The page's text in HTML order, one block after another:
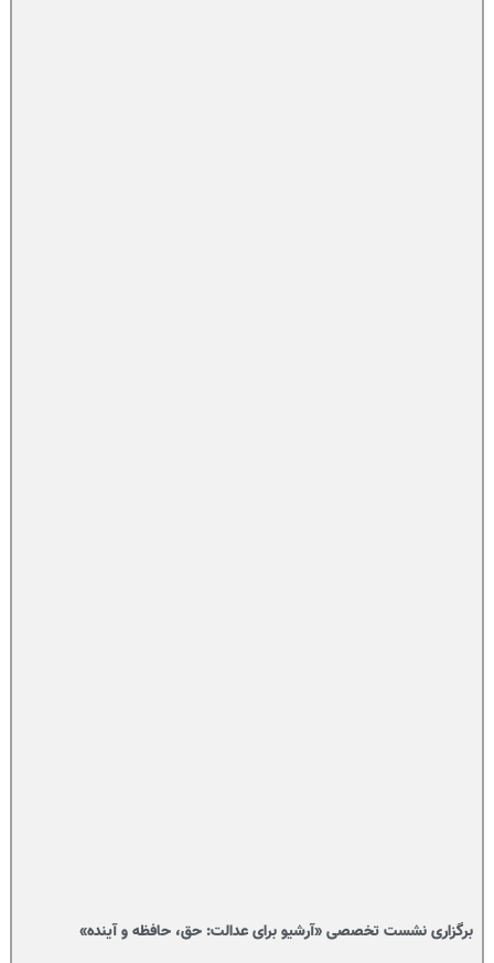
برگزاری نشست تخصصی «آرشیو برای عدالت: حق، حافظه و آینده»